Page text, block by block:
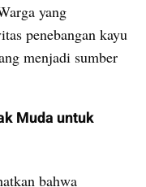
yang
penebangan kayu
menjadi sumber
Muda untuk
bahwa